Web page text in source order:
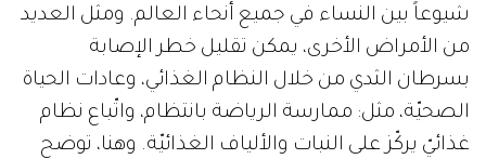
شيوعاً بين النساء في جميع أنحاء العالم. ومثل العديد
من الأمراض الأخرى، يمكن تقليل خطر الإصابة
بسرطان الثدي من خلال النظام الغذائي، وعادات الحياة
الصحيّة، مثل: ممارسة الرياضة بانتظام، واتّباع نظام
غذائيّ يركّز على النبات والألياف الغذائيّة. وهنا، توضح